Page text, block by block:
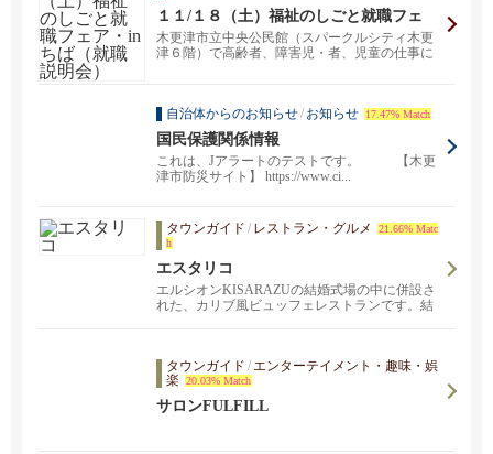
１１/１８（土）福祉のしごと就職フェ
ア・inちば（就職説明会）
木更津市立中央公民館（スパークルシティ木更
津６階）で高齢者、障害児・者、児童の仕事に
自治体からのお知らせ/ お知らせ 17.47% Match
国民保護関係情報
これは、Jアラートのテストです。 【木更
津市防災サイト】 https://www.ci...
タウンガイド / レストラン・グルメ
21.66% Matc
h
エスタリコ
エルシオンKISARAZUの結婚式場の中に併設さ
れた、カリブ風ビュッフェレストランです。結
タウンガイド /エンターテイメント・趣味・娯
楽 20.03% Match
サロンFULFILL